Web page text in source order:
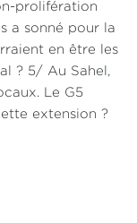
prolifération
a sonné pour la
en être les
? 5/ Au Sahel,
Le G5
extension ?